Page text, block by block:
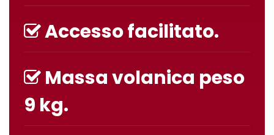
Accesso facilitato.
Massa volanica peso
9 kg.